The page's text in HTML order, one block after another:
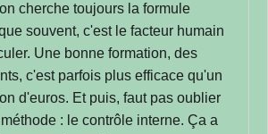
cherche toujours la formule
souvent, c'est le facteur humain
Une bonne formation, des
c'est parfois plus efficace qu'un
d'euros. Et puis, faut pas oublier
: le contrôle interne. Ça a